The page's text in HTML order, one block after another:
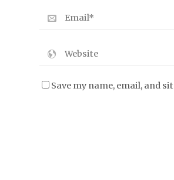
Save my name, email, and